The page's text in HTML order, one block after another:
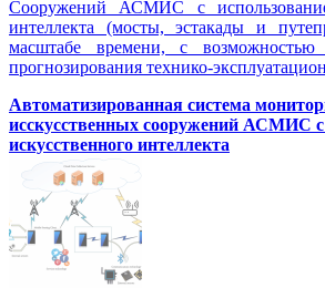
Сооружений АСМИС с
интеллекта (мосты, эстакады и
масштабе времени, с
прогнозирования технико-
Автоматизированная система
исскусственных сооружений АСМИС с
искусственного интеллекта